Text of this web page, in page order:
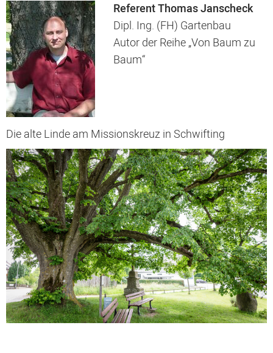
Referent Thomas Janscheck
Dipl. Ing. (FH) Gartenbau
Autor der Reihe „Von Baum zu
Baum“
Die alte Linde am Missionskreuz in Schwifting